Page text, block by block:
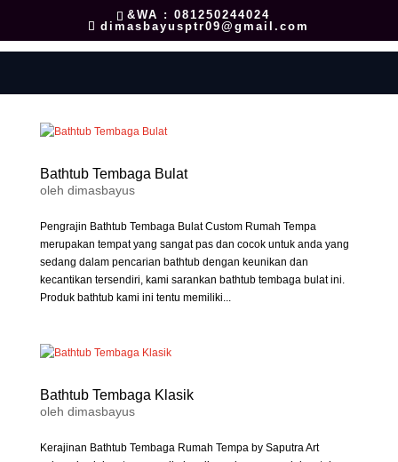
&WA : 081250244024
dimasbayusptr09@gmail.com
Bathtub Tembaga Bulat
oleh dimasbayus
Pengrajin Bathtub Tembaga Bulat Custom Rumah Tempa
merupakan tempat yang sangat pas dan cocok untuk anda yang
sedang dalam pencarian bathtub dengan keunikan dan
kecantikan tersendiri, kami sarankan bathtub tembaga bulat ini.
Produk bathtub kami ini tentu memiliki...
Bathtub Tembaga Klasik
oleh dimasbayus
Kerajinan Bathtub Tembaga Rumah Tempa by Saputra Art